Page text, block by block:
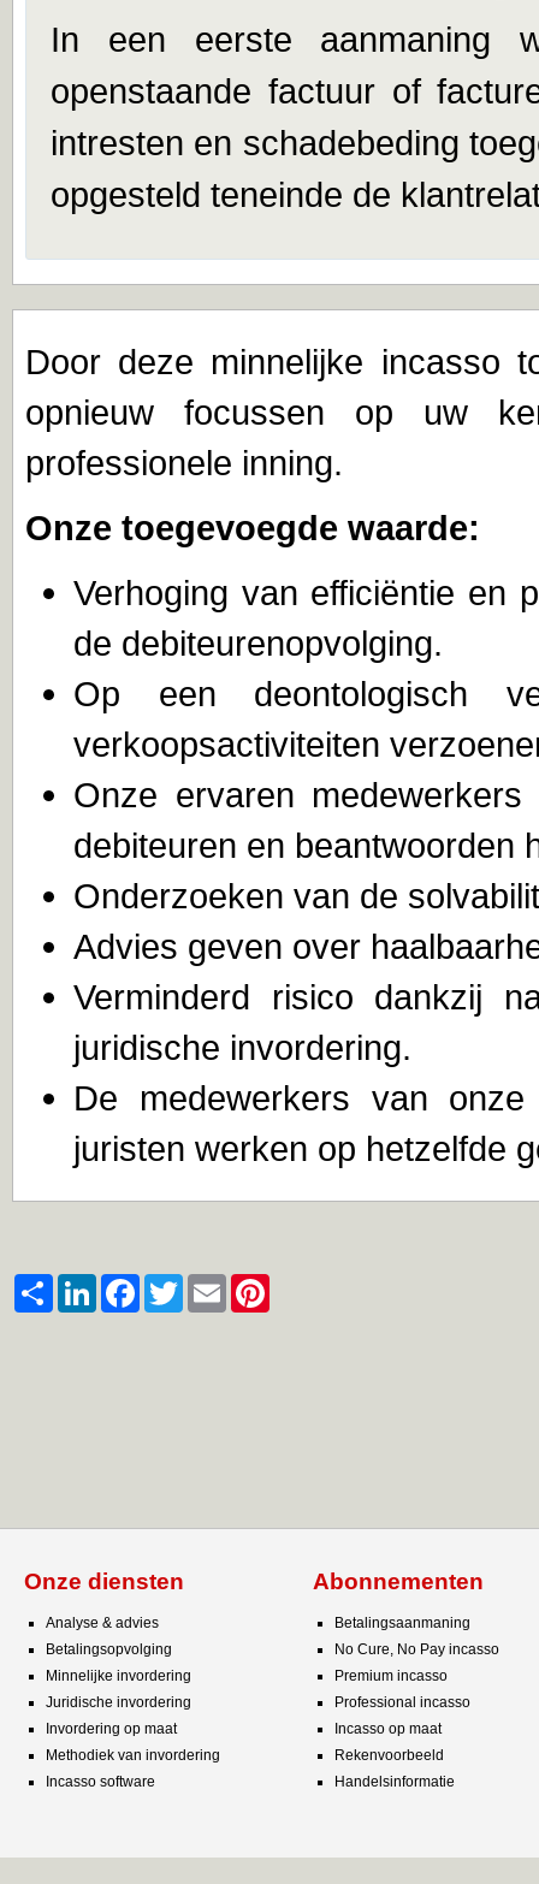
In een eerste aanmaning
openstaande factuur of
intresten en schadebeding
opgesteld teneinde de
Door deze minnelijke incasso
opnieuw focussen op uw
professionele inning.
Onze toegevoegde waarde:
Verhoging van efficiëntie en
de debiteurenopvolging.
Op een deontologisch
verkoopsactiviteiten
Onze ervaren
debiteuren en beantwoorden
Onderzoeken van de
Advies geven over
Verminderd risico dankzij
juridische invordering.
De medewerkers van
juristen werken op hetzelfde
Share LinkedInFacebookTwitter Email
Onze diensten
Analyse & advies
Betalingsopvolging
Minnelijke invordering
Juridische invordering
Invordering op maat
Methodiek van invordering
Incasso software
Abonnementen
Betalingsaanmaning
No Cure, No Pay incasso
Premium incasso
Professional incasso
Incasso op maat
Rekenvoorbeeld
Handelsinformatie